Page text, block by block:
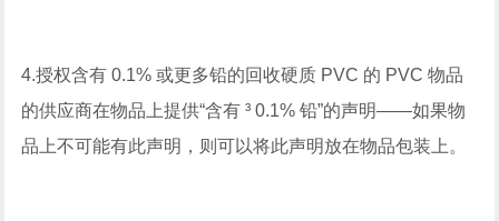
4.授权含有 0.1% 或更多铅的回收硬质 PVC 的 PVC 物品
的供应商在物品上提供“含有 ³ 0.1% 铅”的声明——如果物
品上不可能有此声明，则可以将此声明放在物品包装上。